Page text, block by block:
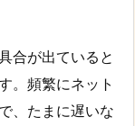
合が出ていると
。頻繁にネット
、たまに遅いな